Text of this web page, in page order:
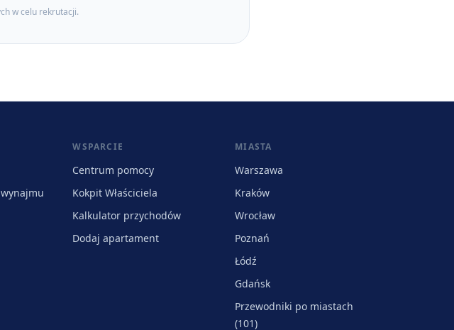
w celu rekrutacji.
WSPARCIE
Centrum pomocy
Kokpit Właściciela
Kalkulator przychodów
Dodaj apartament
MIASTA
Warszawa
Kraków
Wrocław
Poznań
Łódź
Gdańsk
Przewodniki po miastach
(101)